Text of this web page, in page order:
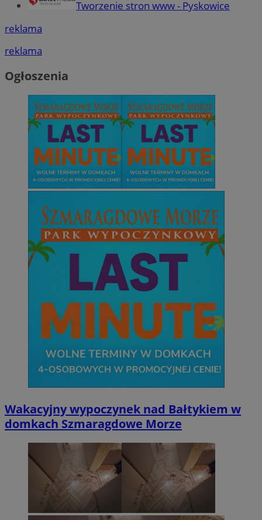
Tworzenie stron www - Pyskowice
reklama
reklama
Ogłoszenia
Wakacyjny wypoczynek nad Bałtykiem w
domkach Szmaragdowe Morze